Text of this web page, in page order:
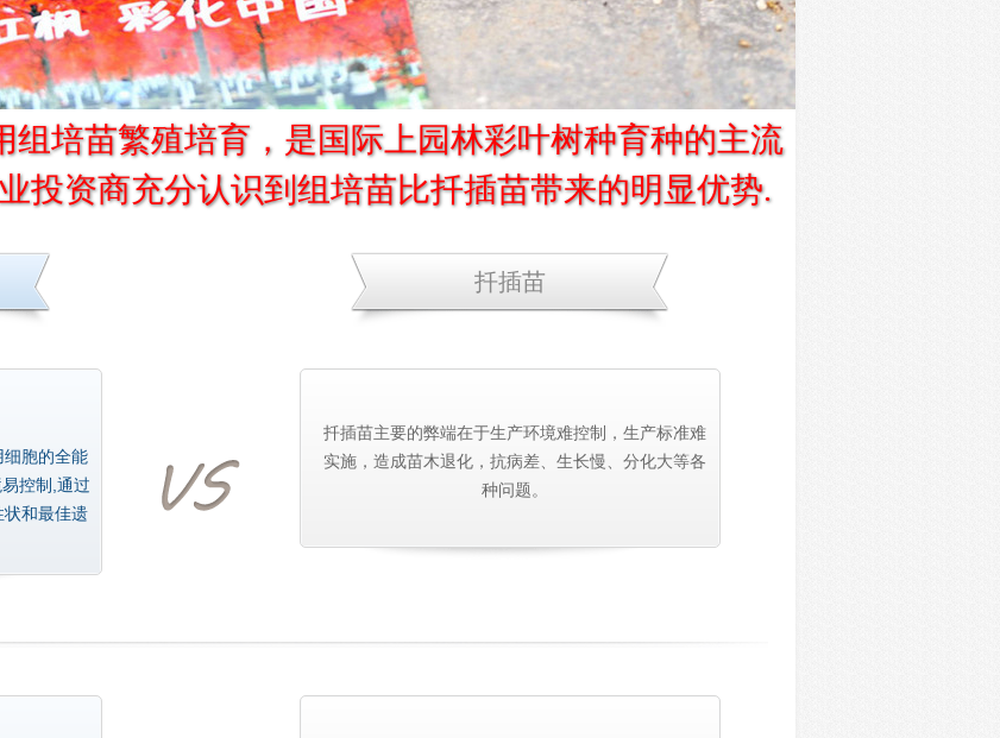
培苗繁殖培育，是国际上园林彩叶树种育种的主流
投资商充分认识到组培苗比扦插苗带来的明显优势.
扦插苗
胞的全能
控制,通过
和最佳遗
扦插苗主要的弊端在于生产环境难控制，生产标准难
实施，造成苗木退化，抗病差、生长慢、分化大等各
种问题。